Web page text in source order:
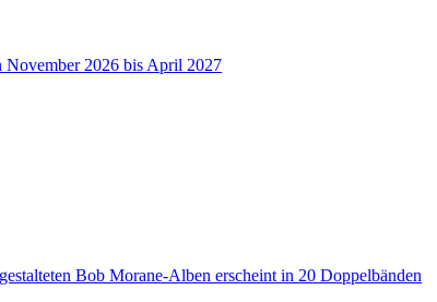
2026 bis April 2027
Bob Morane-Alben erscheint in 20 Doppelbänden